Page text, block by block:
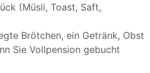
(Müsli, Toast, Saft,
Brötchen, ein Getränk, Obst
Sie Vollpension gebucht